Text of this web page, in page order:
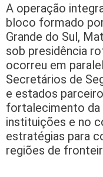
A operação
bloco formado
Grande do Sul,
sob presidência
ocorreu em
Secretários de
e estados
fortalecimento da
instituições e no
estratégias para
regiões de